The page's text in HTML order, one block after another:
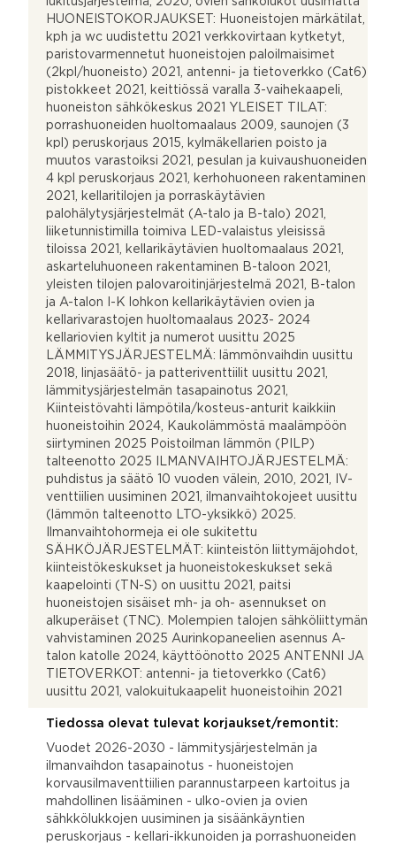
HUONEISTOKORJAUKSET: Huoneistojen märkätilat,
kph ja wc uudistettu 2021 verkkovirtaan kytketyt,
paristovarmennetut huoneistojen paloilmaisimet
(2kpl/huoneisto) 2021, antenni- ja tietoverkko (Cat6)
pistokkeet 2021, keittiössä varalla 3-vaihekaapeli,
huoneiston sähkökeskus 2021 YLEISET TILAT:
porrashuoneiden huoltomaalaus 2009, saunojen (3
kpl) peruskorjaus 2015, kylmäkellarien poisto ja
muutos varastoiksi 2021, pesulan ja kuivaushuoneiden
4 kpl peruskorjaus 2021, kerhohuoneen rakentaminen
2021, kellaritilojen ja porraskäytävien
palohälytysjärjestelmät (A-talo ja B-talo) 2021,
liiketunnistimilla toimiva LED-valaistus yleisissä
tiloissa 2021, kellarikäytävien huoltomaalaus 2021,
askarteluhuoneen rakentaminen B-taloon 2021,
yleisten tilojen palovaroitinjärjestelmä 2021, B-talon
ja A-talon I-K lohkon kellarikäytävien ovien ja
kellarivarastojen huoltomaalaus 2023- 2024
kellariovien kyltit ja numerot uusittu 2025
LÄMMITYSJÄRJESTELMÄ: lämmönvaihdin uusittu
2018, linjasäätö- ja patteriventtiilit uusittu 2021,
lämmitysjärjestelmän tasapainotus 2021,
Kiinteistövahti lämpötila/kosteus-anturit kaikkiin
huoneistoihin 2024, Kaukolämmöstä maalämpöön
siirtyminen 2025 Poistoilman lämmön (PILP)
talteenotto 2025 ILMANVAIHTOJÄRJESTELMÄ:
puhdistus ja säätö 10 vuoden välein, 2010, 2021, IV-
venttiilien uusiminen 2021, ilmanvaihtokojeet uusittu
(lämmön talteenotto LTO-yksikkö) 2025.
Ilmanvaihtohormeja ei ole sukitettu
SÄHKÖJÄRJESTELMÄT: kiinteistön liittymäjohdot,
kiinteistökeskukset ja huoneistokeskukset sekä
kaapelointi (TN-S) on uusittu 2021, paitsi
huoneistojen sisäiset mh- ja oh- asennukset on
alkuperäiset (TNC). Molempien talojen sähköliittymän
vahvistaminen 2025 Aurinkopaneelien asennus A-
talon katolle 2024, käyttöönotto 2025 ANTENNI JA
TIETOVERKOT: antenni- ja tietoverkko (Cat6)
uusittu 2021, valokuitukaapelit huoneistoihin 2021
Tiedossa olevat tulevat korjaukset/remontit:
Vuodet 2026-2030 - lämmitysjärjestelmän ja
ilmanvaihdon tasapainotus - huoneistojen
korvausilmaventtiilien parannustarpeen kartoitus ja
mahdollinen lisääminen - ulko-ovien ja ovien
sähkkölukkojen uusiminen ja sisäänkäyntien
peruskorjaus - kellari-ikkunoiden ja porrashuoneiden